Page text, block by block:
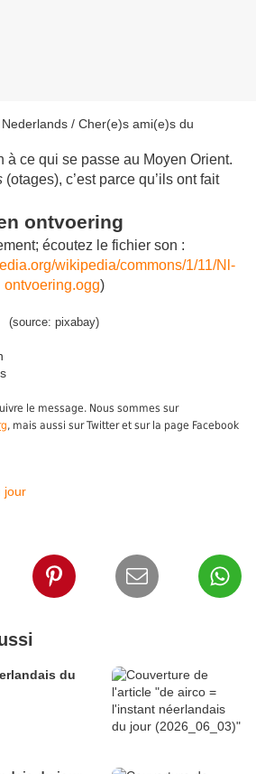
/ Cher(e)s ami(e)s du
à ce qui se passe au Moyen Orient.
(otages), c’est parce qu’ils ont fait
ontvoering
écoutez le fichier son :
wikipedia/commons/1/11/Nl-
ontvoering.ogg)
(source: pixabay)
le message. Nous sommes sur
, mais aussi sur Twitter et sur la page Facebook
jour
du